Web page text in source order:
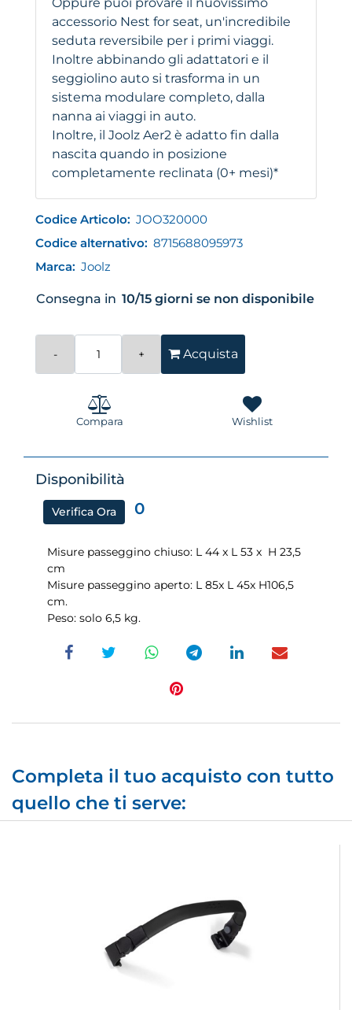
accessorio Nest for seat, un'incredibile
seduta reversibile per i primi viaggi.
Inoltre abbinando gli adattatori e il
seggiolino auto si trasforma in un
sistema modulare completo, dalla
nanna ai viaggi in auto.
Inoltre, il Joolz Aer2 è adatto fin dalla
nascita quando in posizione
completamente reclinata (0+ mesi)*
Codice Articolo: JOO320000
Codice alternativo: 8715688095973
Marca: Joolz
Consegna in 10/15 giorni se non disponibile
Acquista
Compara Wishlist
Disponibilità
Verifica Ora 0
Misure passeggino chiuso: L 44 x L 53 x H 23,5
cm
Misure passeggino aperto: L 85x L 45x H106,5
cm.
Peso: solo 6,5 kg.
Completa il tuo acquisto con tutto
quello che ti serve: